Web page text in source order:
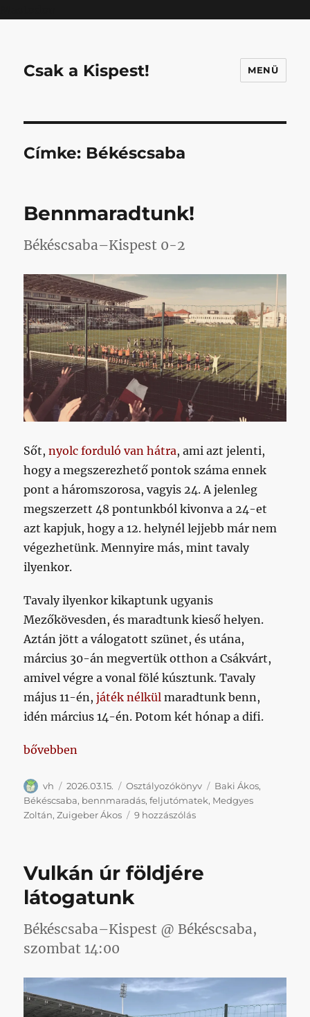
Csak a Kispest! MENÜ
Címke: Békéscsaba
Bennmaradtunk!
Békéscsaba–Kispest 0-2
Sőt,nyolc forduló van hátra, ami azt jelenti,
hogy a megszerezhető pontok száma ennek
pont a háromszorosa, vagyis 24. A jelenleg
megszerzett 48 pontunkból kivonva a 24-et
azt kapjuk, hogy a 12. helynél lejjebb már nem
végezhetünk. Mennyire más, mint tavaly
ilyenkor.
Tavaly ilyenkor kikaptunk ugyanis
Mezőkövesden, és maradtunk kieső helyen.
Aztán jött a válogatott szünet, és utána,
március 30-án megvertük otthon a Csákvárt,
amivel végre a vonal fölé kúsztunk. Tavaly
május 11-én,játék nélkül maradtunk benn,
idén március 14-én. Potom két hónap a difi.
„Bennmaradtunk!”
bővebben
Szerző
vh Közzétéve
2026.03.15. Kategória
Osztályozókönyv Címke
Baki Ákos,
Békéscsaba, bennmaradás,feljutómatek, Medgyes
Zoltán,Zuigeber Ákos 9 hozzászólásBennmaradtunk!
Vulkán úr földjére
látogatunk
Békéscsaba–Kispest @ Békéscsaba,
szombat 14:00